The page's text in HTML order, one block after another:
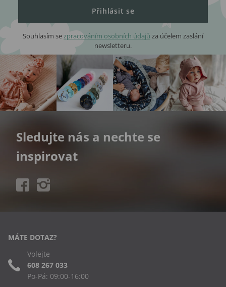
Přihlásit se
Souhlasím sezpracováním osobních údajů za účelem zaslání
newsletteru.
Sledujte nás a nechte se
inspirovat
MÁTE DOTAZ?
Volejte
608 267 033
Po-Pá: 09:00-16:00